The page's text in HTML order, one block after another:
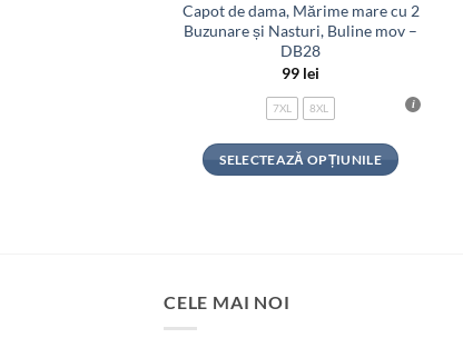
Capot de dama, Mărime mare cu 2
Buzunare și Nasturi, Buline mov –
DB28
99 lei
7XL 8XL
SELECTEAZĂ OPȚIUNILE
CELE MAI NOI